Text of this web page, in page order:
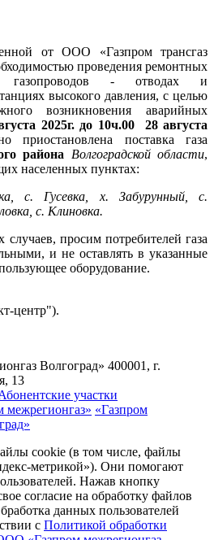
от ООО «Газпром трансгаз
проведения ремонтных
газопроводов - отводах и
высокого давления, с целью
возникновения аварийных
2025г. до 10ч.00 28 августа
приостановлена поставка газа
района Волгоградской области,
населенных пунктах:
с. Гусевка, х. Забурунный, с.
с. Клиновка.
просим потребителей газа
и не оставлять в указанные
оборудование.
центр").
Волгоград» 400001, г.
13
участки
межрегионгаз» «Газпром
cookie (в том числе, файлы
метрикой»). Они помогают
Нажав кнопку
согласие на обработку файлов
данных пользователей
с Политикой обработки